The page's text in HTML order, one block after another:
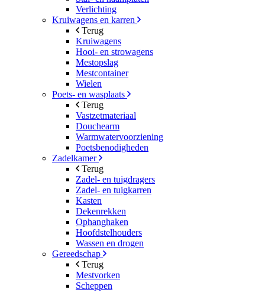
Verlichting
Kruiwagens en karren
Terug
Kruiwagens
Hooi- en strowagens
Mestopslag
Mestcontainer
Wielen
Poets- en wasplaats
Terug
Vastzetmateriaal
Douchearm
Warmwatervoorziening
Poetsbenodigheden
Zadelkamer
Terug
Zadel- en tuigdragers
Zadel- en tuigkarren
Kasten
Dekenrekken
Ophanghaken
Hoofdstelhouders
Wassen en drogen
Gereedschap
Terug
Mestvorken
Scheppen